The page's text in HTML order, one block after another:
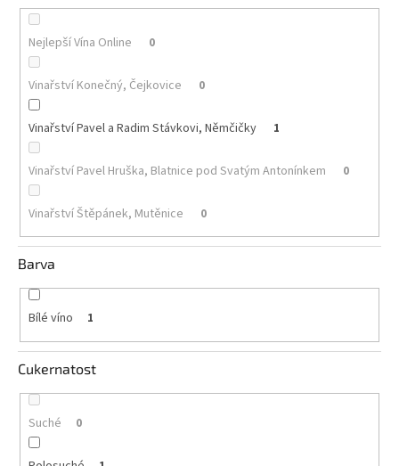
nabídka
Poslední
láhve
skladem
Cuvée
vína
Klarety
podle
jakosti
Víno
podle
obsahu
balení
vína
Delikatesy
Nejlepší Vína Online 0
Vinařství Konečný, Čejkovice 0
Vinařství Pavel a Radim Stávkovi, Němčičky 1
Vinařství Pavel Hruška, Blatnice pod Svatým Antonínkem 0
Vinařství Štěpánek, Mutěnice 0
Barva
Bílé víno 1
Cukernatost
Suché 0